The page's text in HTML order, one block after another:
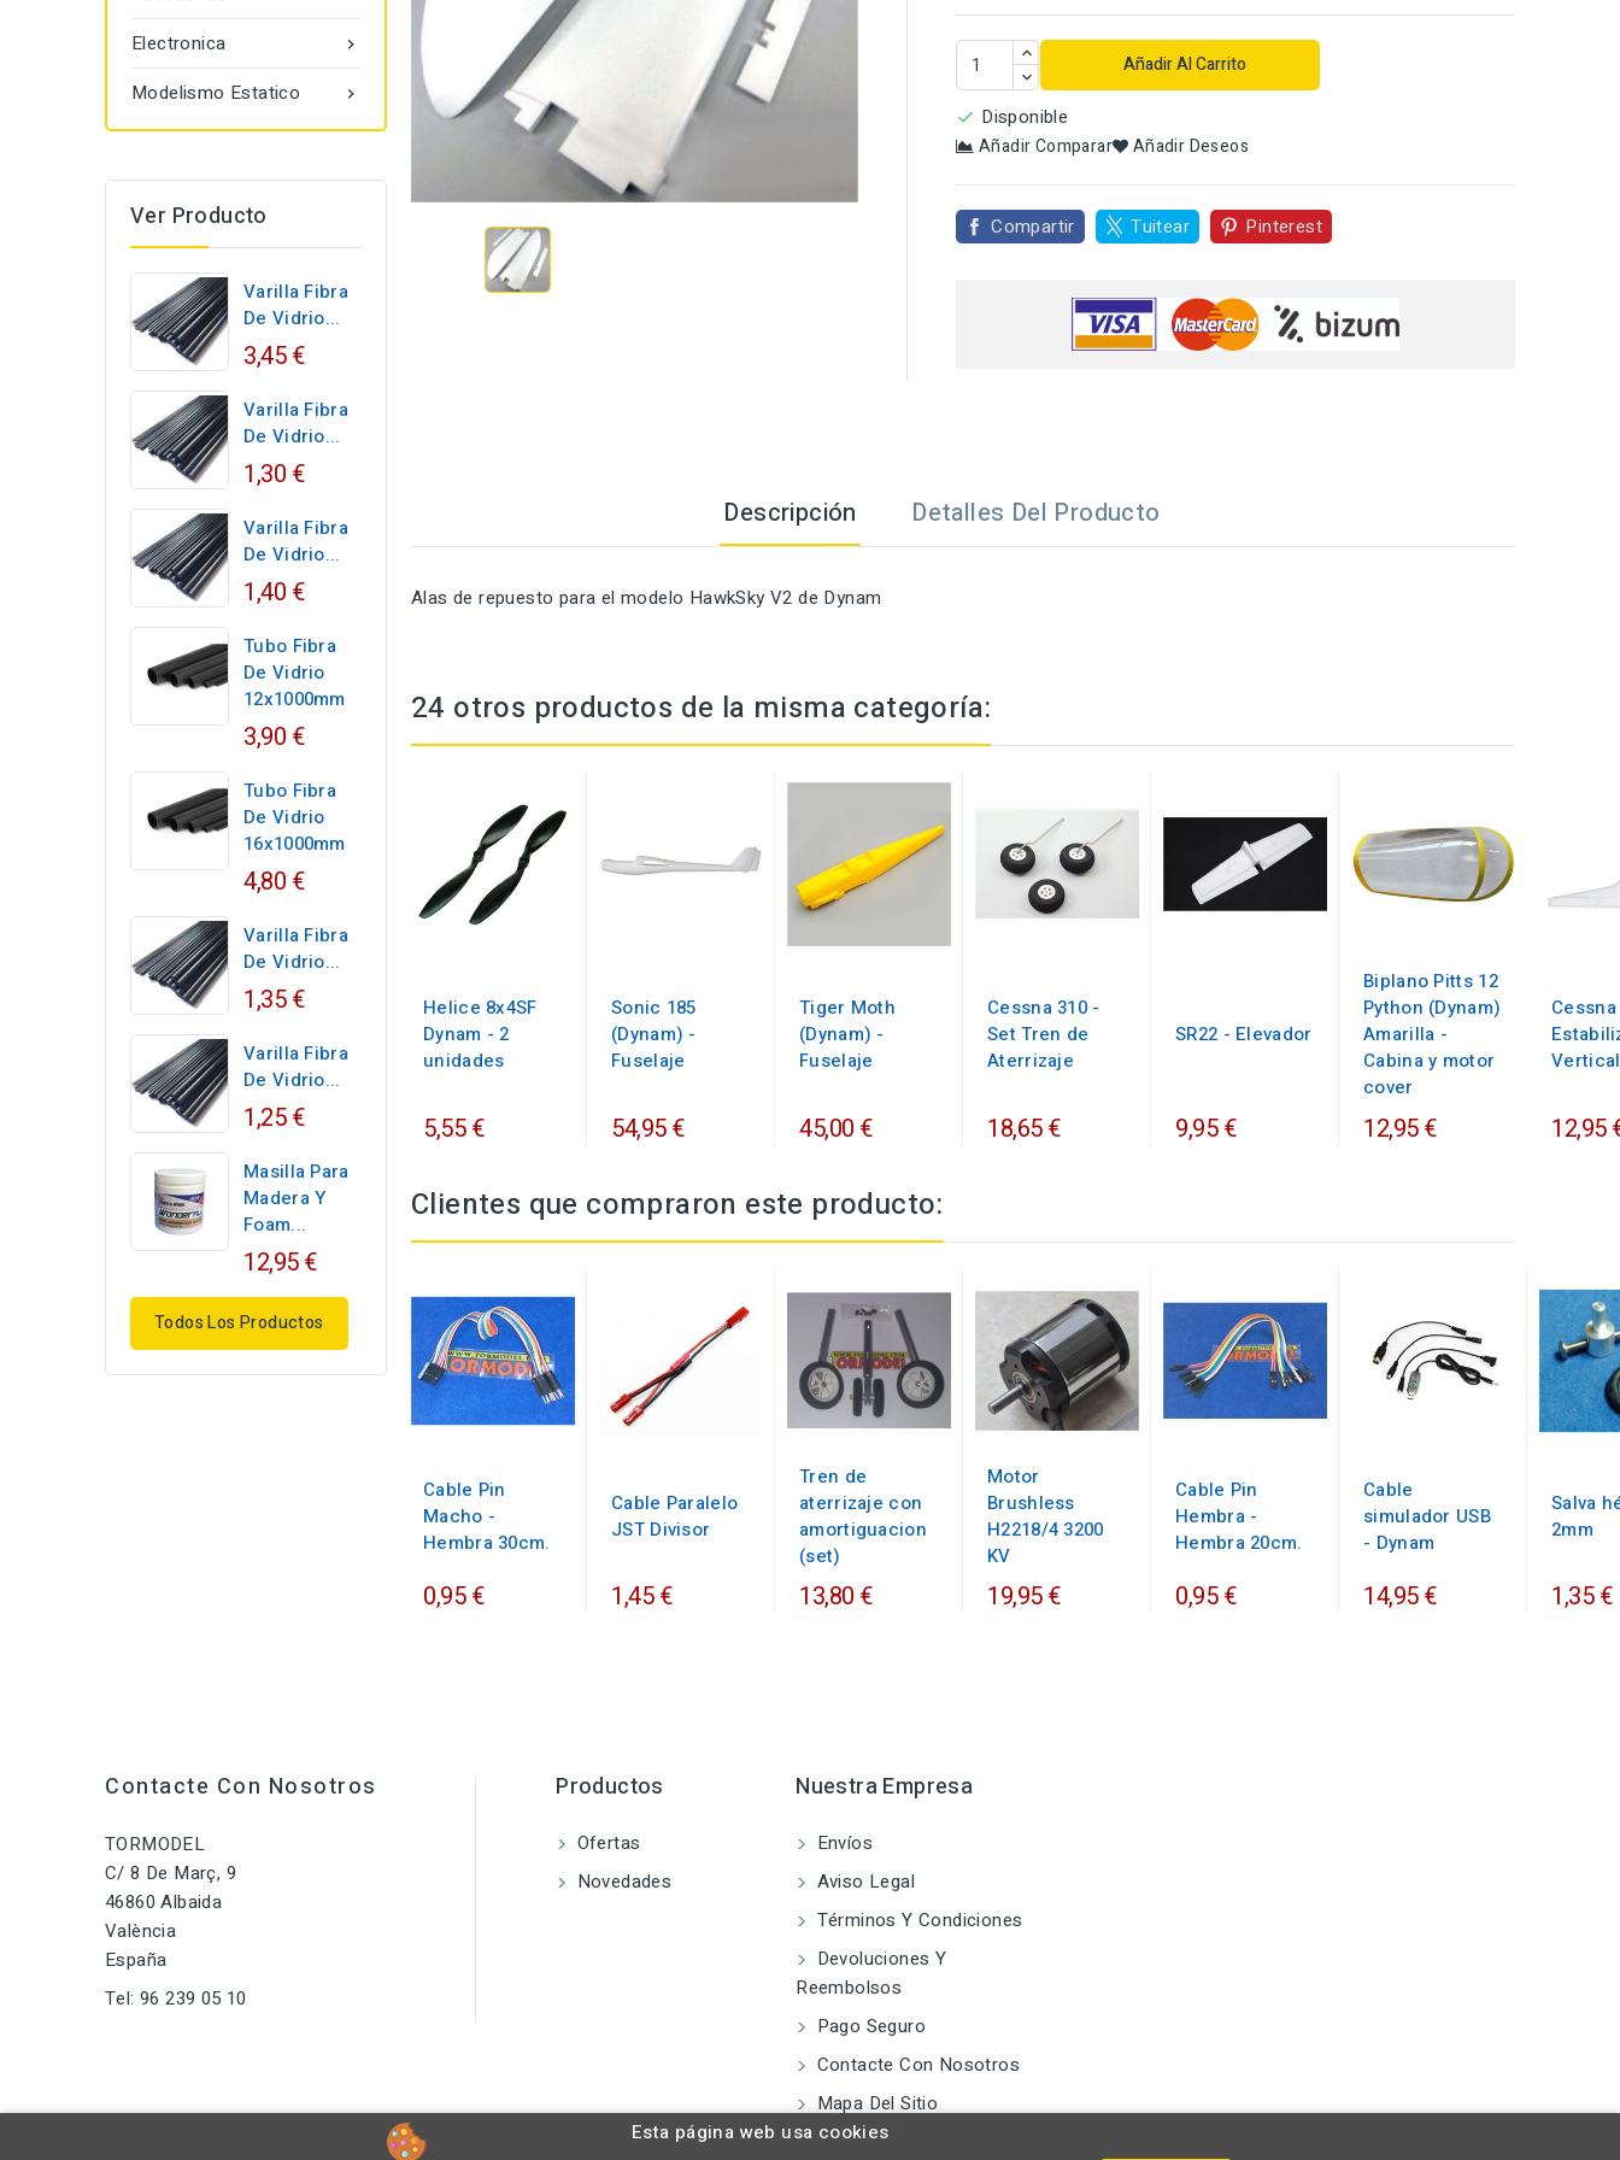

Electronica

Modelismo Estatico
Ver Producto
Varilla Fibra
De Vidrio...
3,45 €
Varilla Fibra
De Vidrio...
1,30 €
Varilla Fibra
De Vidrio...
1,40 €
Tubo Fibra
De Vidrio
12x1000mm
3,90 €
Tubo Fibra
De Vidrio
16x1000mm
4,80 €
Varilla Fibra
De Vidrio...
1,35 €
Varilla Fibra
De Vidrio...
1,25 €
Masilla Para
Madera Y
Foam...
12,95 €
Todos Los Productos
Añadir Al Carrito
 Disponible
Añadir Comparar Añadir Deseos
Compartir Tuitear Pinterest
Descripción Detalles Del Producto
Alas de repuesto para el modelo HawkSky V2 de Dynam
24 otros productos de la misma categoría:
Helice 8x4SF
Dynam - 2
unidades
5,55 €
Sonic 185
(Dynam) -
Fuselaje
54,95 €
Tiger Moth
(Dynam) -
Fuselaje
45,00 €
Cessna 310 -
Set Tren de
Aterrizaje
18,65 €
SR22 - Elevador
9,95 €
Biplano Pitts 12
Python (Dynam)
Amarilla -
Cabina y motor
cover
12,95 €
Vertical
12,95
Clientes que compraron este producto:
Cable Pin
Macho -
Hembra 30cm.
0,95 €
Cable Paralelo
JST Divisor
1,45 €
Tren de
aterrizaje con
amortiguacion
(set)
13,80 €
Motor
Brushless
H2218/4 3200
KV
19,95 €
Cable Pin
Hembra -
Hembra 20cm.
0,95 €
Cable
simulador USB
- Dynam
14,95 €
Salva
2mm
1,35 €
Contacte Con Nosotros
TORMODEL
C/ 8 De Març, 9
46860 Albaida
València
España
Tel: 96 239 05 10
Productos
Ofertas
Novedades
Nuestra Empresa
Envíos
Aviso Legal
Términos Y Condiciones
Devoluciones Y
Reembolsos
Pago Seguro
Contacte Con Nosotros
Mapa Del Sitio
Esta página web usa cookies